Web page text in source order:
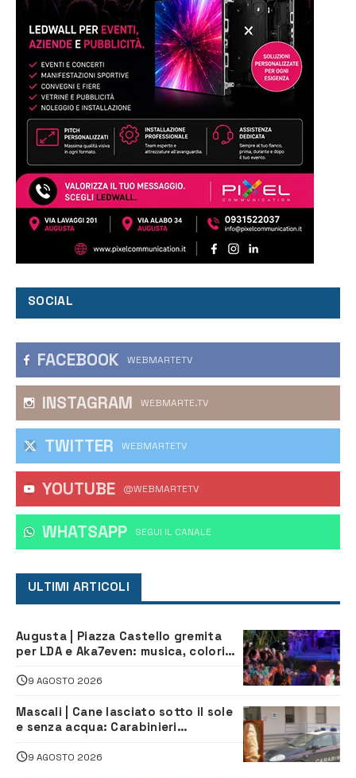
SOCIAL
FACEBOOK WEBMARTETV
INSTAGRAM WEBMARTE.TV
TWITTER WEBMARTETV
YOUTUBE @WEBMARTETV
WHATSAPP ‎SEGUI IL CANALE
ULTIMI ARTICOLI
Augusta | Piazza Castello gremita
per LDA e Aka7even: musica, colori
9 AGOSTO 2026
Mascali | Cane lasciato sotto il sole
e senza acqua: Carabinieri
9 AGOSTO 2026